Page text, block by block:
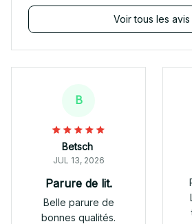
Voir tous les avis
B
Betsch
JUL 13, 2026
Parure de lit.
Belle parure de
bonnes qualités.